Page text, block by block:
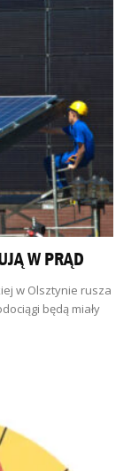
W PRĄD
w Olsztynie rusza
będą miały